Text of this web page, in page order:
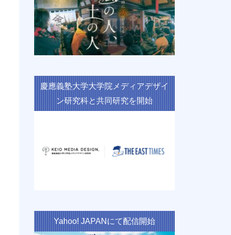
慶應義塾大学大学院メディアデザイ
ン研究科と共同研究を開始
Yahoo! JAPANにて配信開始